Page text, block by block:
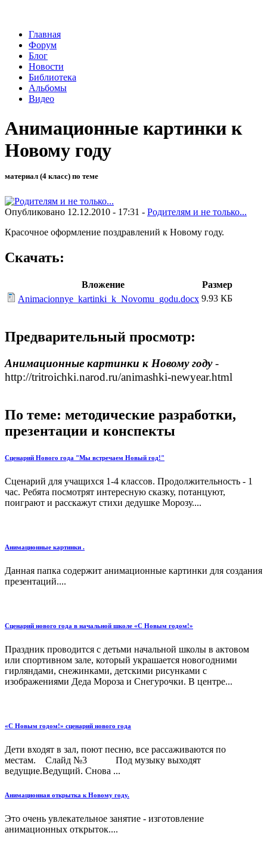
Главная
Форум
Блог
Новости
Библиотека
Альбомы
Видео
Анимационные картинки к
Новому году
материал (4 класс) по теме
Опубликовано 12.12.2010 - 17:31 - Родителям и не только...
Красочное оформление поздравлений к Новому году.
Скачать:
Вложение
Размер
Animacionnye_kartinki_k_Novomu_godu.docx 9.93 КБ
Предварительный просмотр:
Анимационные картинки к Новому году-
http://tritroichki.narod.ru/animashki-newyear.html
По теме: методические разработки,
презентации и конспекты
Сценарий Нового года "Мы встречаем Новый год!"
Сценарий для учащихся 1-4 классов. Продолжительность - 1
час. Ребята посмотрят интересную сказку, потанцуют,
поиграют и расскажут стихи дедушке Морозу....
Анимационные картинки .
Данная папка содержит анимационные картинки для создания
презентаций....
Сценарий нового года в начальной школе «С Новым годом!»
Праздник проводится с детьми начальной школы в актовом
или спортивном зале, который украшается новогодними
гирляндами, снежинками, детскими рисунками с
изображениями Деда Мороза и Снегурочки. В центре...
«С Новым годом!» сценарий нового года
Дети входят в зал, поют песню, все рассаживаются по
местам. Слайд №3 Под музыку выходят
ведущие.Ведущий. Снова ...
Анимационная открытка к Новому году.
Это очень увлекательное занятие - изготовление
анимационных открыток....